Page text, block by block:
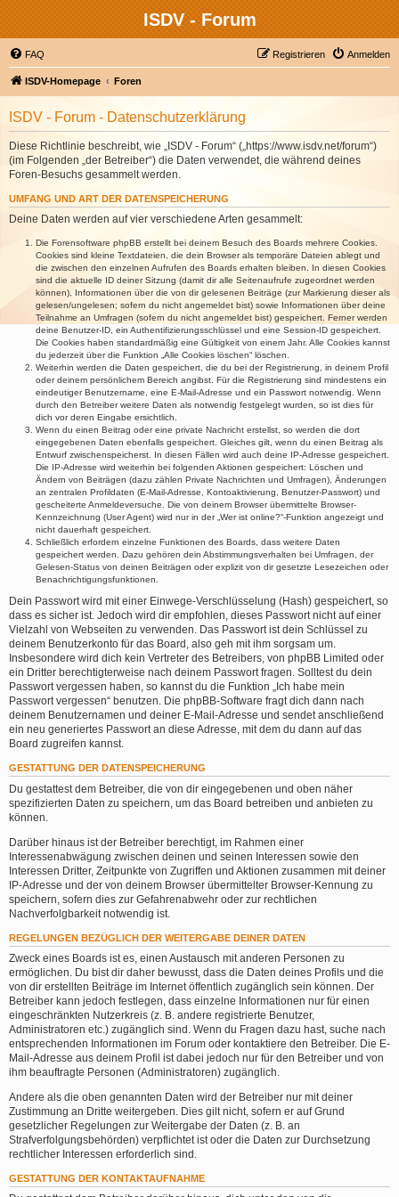
ISDV - Forum
FAQ Anmelden
Registrieren
ISDV-Homepage Foren
ISDV - Forum - Datenschutzerklärung
Diese Richtlinie beschreibt, wie „ISDV - Forum“ („https://www.isdv.net/forum“)
(im Folgenden „der Betreiber“) die Daten verwendet, die während deines
Foren-Besuchs gesammelt werden.
UMFANG UND ART DER DATENSPEICHERUNG
Deine Daten werden auf vier verschiedene Arten gesammelt:
Die Forensoftware phpBB erstellt bei deinem Besuch des Boards mehrere Cookies.
Cookies sind kleine Textdateien, die dein Browser als temporäre Dateien ablegt und
die zwischen den einzelnen Aufrufen des Boards erhalten bleiben. In diesen Cookies
sind die aktuelle ID deiner Sitzung (damit dir alle Seitenaufrufe zugeordnet werden
können), Informationen über die von dir gelesenen Beiträge (zur Markierung dieser als
gelesen/ungelesen; sofern du nicht angemeldet bist) sowie Informationen über deine
Teilnahme an Umfragen (sofern du nicht angemeldet bist) gespeichert. Ferner werden
deine Benutzer-ID, ein Authentifizierungsschlüssel und eine Session-ID gespeichert.
Die Cookies haben standardmäßig eine Gültigkeit von einem Jahr. Alle Cookies kannst
du jederzeit über die Funktion „Alle Cookies löschen“ löschen.
Weiterhin werden die Daten gespeichert, die du bei der Registrierung, in deinem Profil
oder deinem persönlichem Bereich angibst. Für die Registrierung sind mindestens ein
eindeutiger Benutzername, eine E-Mail-Adresse und ein Passwort notwendig. Wenn
durch den Betreiber weitere Daten als notwendig festgelegt wurden, so ist dies für
dich vor deren Eingabe ersichtlich.
Wenn du einen Beitrag oder eine private Nachricht erstellst, so werden die dort
eingegebenen Daten ebenfalls gespeichert. Gleiches gilt, wenn du einen Beitrag als
Entwurf zwischenspeicherst. In diesen Fällen wird auch deine IP-Adresse gespeichert.
Die IP-Adresse wird weiterhin bei folgenden Aktionen gespeichert: Löschen und
Ändern von Beiträgen (dazu zählen Private Nachrichten und Umfragen), Änderungen
an zentralen Profildaten (E-Mail-Adresse, Kontoaktivierung, Benutzer-Passwort) und
gescheiterte Anmeldeversuche. Die von deinem Browser übermittelte Browser-
Kennzeichnung (User Agent) wird nur in der „Wer ist online?“-Funktion angezeigt und
nicht dauerhaft gespeichert.
Schließlich erfordern einzelne Funktionen des Boards, dass weitere Daten
gespeichert werden. Dazu gehören dein Abstimmungsverhalten bei Umfragen, der
Gelesen-Status von deinen Beiträgen oder explizit von dir gesetzte Lesezeichen oder
Benachrichtigungsfunktionen.
Dein Passwort wird mit einer Einwege-Verschlüsselung (Hash) gespeichert, so
dass es sicher ist. Jedoch wird dir empfohlen, dieses Passwort nicht auf einer
Vielzahl von Webseiten zu verwenden. Das Passwort ist dein Schlüssel zu
deinem Benutzerkonto für das Board, also geh mit ihm sorgsam um.
Insbesondere wird dich kein Vertreter des Betreibers, von phpBB Limited oder
ein Dritter berechtigterweise nach deinem Passwort fragen. Solltest du dein
Passwort vergessen haben, so kannst du die Funktion „Ich habe mein
Passwort vergessen“ benutzen. Die phpBB-Software fragt dich dann nach
deinem Benutzernamen und deiner E-Mail-Adresse und sendet anschließend
ein neu generiertes Passwort an diese Adresse, mit dem du dann auf das
Board zugreifen kannst.
GESTATTUNG DER DATENSPEICHERUNG
Du gestattest dem Betreiber, die von dir eingegebenen und oben näher
spezifizierten Daten zu speichern, um das Board betreiben und anbieten zu
können.
Darüber hinaus ist der Betreiber berechtigt, im Rahmen einer
Interessenabwägung zwischen deinen und seinen Interessen sowie den
Interessen Dritter, Zeitpunkte von Zugriffen und Aktionen zusammen mit deiner
IP-Adresse und der von deinem Browser übermittelter Browser-Kennung zu
speichern, sofern dies zur Gefahrenabwehr oder zur rechtlichen
Nachverfolgbarkeit notwendig ist.
REGELUNGEN BEZÜGLICH DER WEITERGABE DEINER DATEN
Zweck eines Boards ist es, einen Austausch mit anderen Personen zu
ermöglichen. Du bist dir daher bewusst, dass die Daten deines Profils und die
von dir erstellten Beiträge im Internet öffentlich zugänglich sein können. Der
Betreiber kann jedoch festlegen, dass einzelne Informationen nur für einen
eingeschränkten Nutzerkreis (z. B. andere registrierte Benutzer,
Administratoren etc.) zugänglich sind. Wenn du Fragen dazu hast, suche nach
entsprechenden Informationen im Forum oder kontaktiere den Betreiber. Die E-
Mail-Adresse aus deinem Profil ist dabei jedoch nur für den Betreiber und von
ihm beauftragte Personen (Administratoren) zugänglich.
Andere als die oben genannten Daten wird der Betreiber nur mit deiner
Zustimmung an Dritte weitergeben. Dies gilt nicht, sofern er auf Grund
gesetzlicher Regelungen zur Weitergabe der Daten (z. B. an
Strafverfolgungsbehörden) verpflichtet ist oder die Daten zur Durchsetzung
rechtlicher Interessen erforderlich sind.
GESTATTUNG DER KONTAKTAUFNAHME